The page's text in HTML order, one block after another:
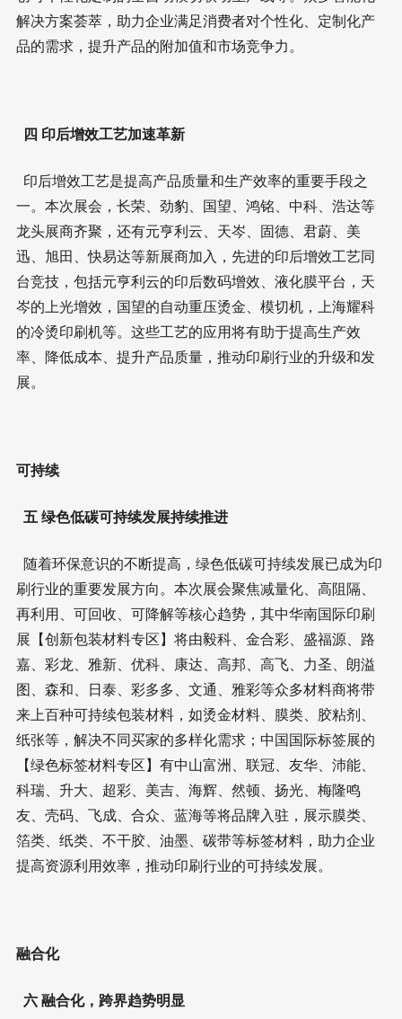
解决方案荟萃，助力企业满足消费者对个性化、定制化产
品的需求，提升产品的附加值和市场竞争力。
四 印后增效工艺加速革新
印后增效工艺是提高产品质量和生产效率的重要手段之
一。本次展会，长荣、劲豹、国望、鸿铭、中科、浩达等
龙头展商齐聚，还有元亨利云、天岑、固德、君蔚、美
迅、旭田、快易达等新展商加入，先进的印后增效工艺同
台竞技，包括元亨利云的印后数码增效、液化膜平台，天
岑的上光增效，国望的自动重压烫金、模切机，上海耀科
的冷烫印刷机等。这些工艺的应用将有助于提高生产效
率、降低成本、提升产品质量，推动印刷行业的升级和发
展。
可持续
五 绿色低碳可持续发展持续推进
随着环保意识的不断提高，绿色低碳可持续发展已成为印
刷行业的重要发展方向。本次展会聚焦减量化、高阻隔、
再利用、可回收、可降解等核心趋势，其中华南国际印刷
展【创新包装材料专区】将由毅科、金合彩、盛福源、路
嘉、彩龙、雅新、优科、康达、高邦、高飞、力圣、朗溢
图、森和、日泰、彩多多、文通、雅彩等众多材料商将带
来上百种可持续包装材料，如烫金材料、膜类、胶粘剂、
纸张等，解决不同买家的多样化需求；中国国际标签展的
【绿色标签材料专区】有中山富洲、联冠、友华、沛能、
科瑞、升大、超彩、美吉、海辉、然顿、扬光、梅隆鸣
友、壳码、飞成、合众、蓝海等将品牌入驻，展示膜类、
箔类、纸类、不干胶、油墨、碳带等标签材料，助力企业
提高资源利用效率，推动印刷行业的可持续发展。
融合化
六 融合化，跨界趋势明显